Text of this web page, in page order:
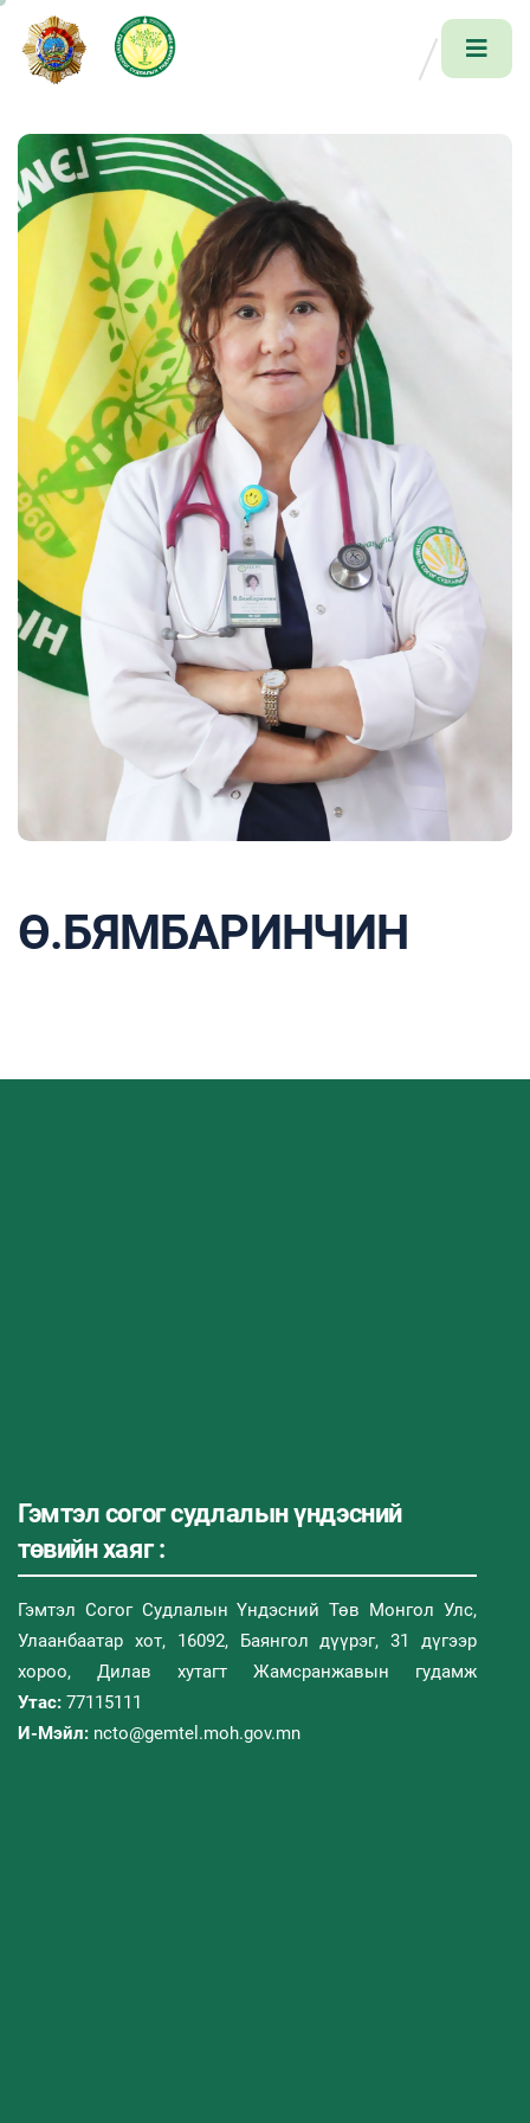
Ө.БЯМБАРИНЧИН
Гэмтэл согог судлалын үндэсний
төвийн хаяг :
Гэмтэл Согог Судлалын Үндэсний Төв Монгол Улс,
Улаанбаатар хот, 16092, Баянгол дүүрэг, 31 дүгээр
хороо, Дилав хутагт Жамсранжавын гудамж
Утас: 77115111
И-Мэйл: ncto@gemtel.moh.gov.mn